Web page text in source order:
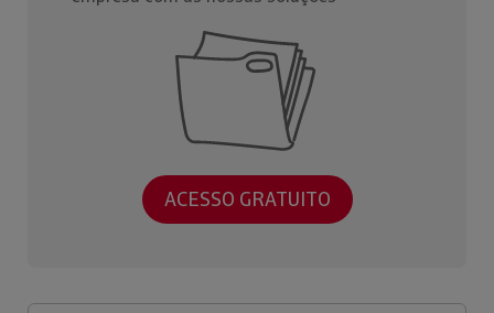
ACESSO GRATUITO